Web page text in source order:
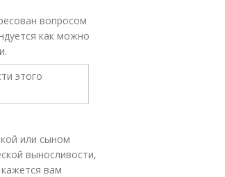
вопросом
как можно
или сыном
выносливости,
вам